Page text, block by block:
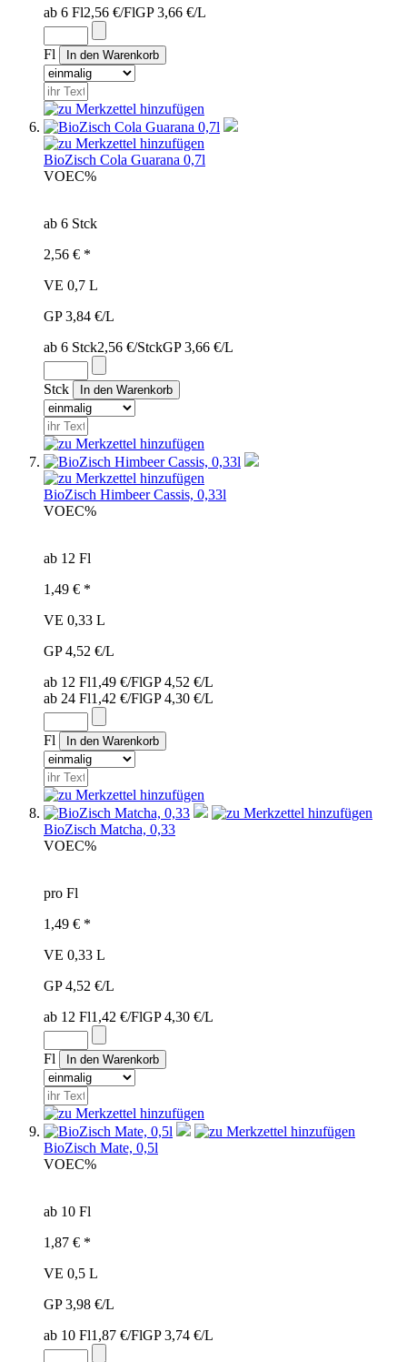
ab 6 Fl2,56 €/FlGP 3,66 €/L
Fl
BioZisch Cola Guarana 0,7l
VOEC%
ab 6 Stck
2,56 € *
VE 0,7 L
GP 3,84 €/L
ab 6 Stck2,56 €/StckGP 3,66 €/L
Stck
BioZisch Himbeer Cassis, 0,33l
VOEC%
ab 12 Fl
1,49 € *
VE 0,33 L
GP 4,52 €/L
ab 12 Fl1,49 €/FlGP 4,52 €/L
ab 24 Fl1,42 €/FlGP 4,30 €/L
Fl
BioZisch Matcha, 0,33
VOEC%
pro Fl
1,49 € *
VE 0,33 L
GP 4,52 €/L
ab 12 Fl1,42 €/FlGP 4,30 €/L
Fl
BioZisch Mate, 0,5l
VOEC%
ab 10 Fl
1,87 € *
VE 0,5 L
GP 3,98 €/L
ab 10 Fl1,87 €/FlGP 3,74 €/L